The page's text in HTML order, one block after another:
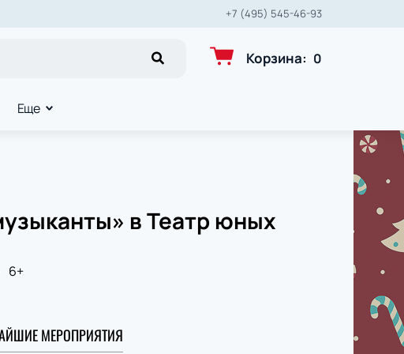
+7 (495) 545-46-93
Корзина: 0
Еще
в Театр юных
6+
МЕРОПРИЯТИЯ